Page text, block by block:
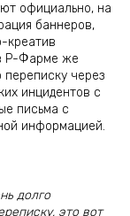
официально, на
баннеров,
креатив
Р-Фарме же
через
инцидентов с
письма с
информацией.
долго
это вот